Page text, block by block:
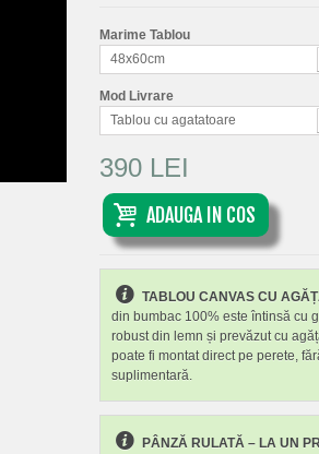
Marime Tablou
48x60cm
Mod Livrare
Tablou cu agatatoare
390 LEI
ADAUGA IN COS
TABLOU CANVAS CU
din bumbac 100% este întinsă cu
robust din lemn și prevăzut cu
poate fi montat direct pe perete,
suplimentară.
PÂNZĂ RULATĂ – LA UN